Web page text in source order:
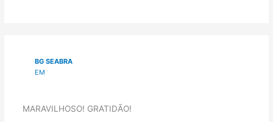
BG SEABRA
EM
MARAVILHOSO! GRATIDÃO!